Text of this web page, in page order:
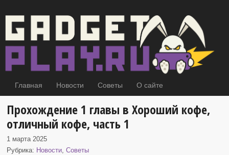
Главная Новости Советы О сайте
Прохождение 1 главы в Хороший кофе,
отличный кофе, часть 1
1 марта 2025
Рубрика: Новости,Советы